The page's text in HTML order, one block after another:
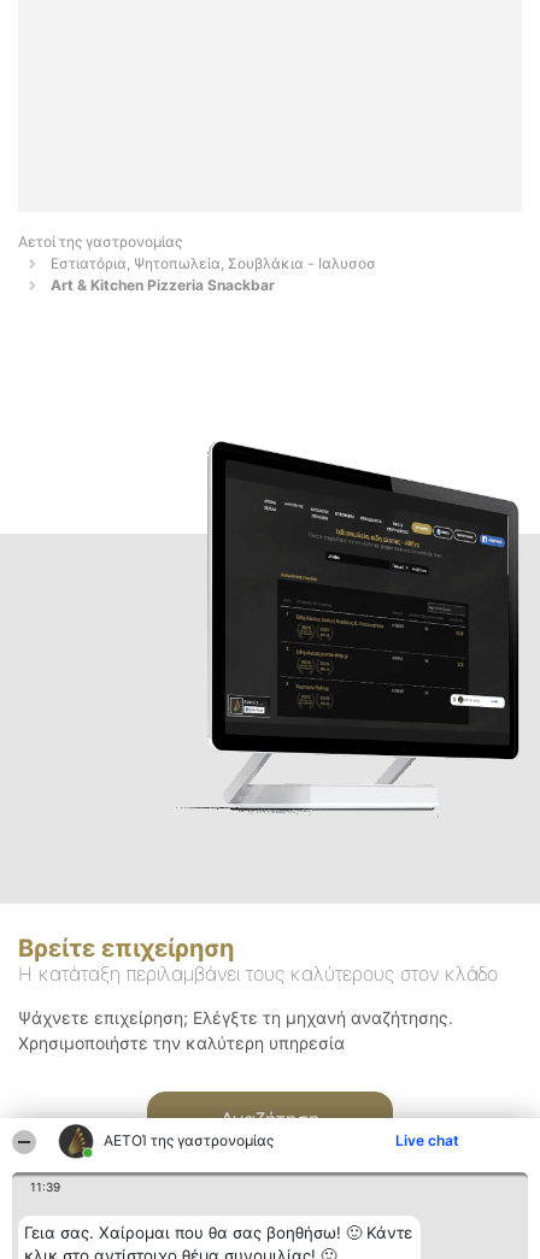
ΑΕΤΟΊ της γαστρονομίας Live chat
11:39
Γεια σας. Χαίρομαι που θα σας βοηθήσω! 🙂 Κάντε
Αετοί της γαστρονομίας
Εστιατόρια, Ψητοπωλεία, Σουβλάκια - Ιαλυσοσ
Art & Kitchen Pizzeria Snackbar
Βρείτε επιχείρηση
Η κατάταξη περιλαμβάνει τους καλύτερους στον κλάδο
Ψάχνετε επιχείρηση; Ελέγξτε τη μηχανή αναζήτησης.
Χρησιμοποιήστε την καλύτερη υπηρεσία
Αναζήτηση